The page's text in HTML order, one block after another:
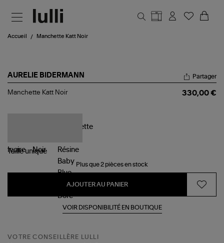
Accueil Manchette Katt Noir
AURELIE BIDERMANN
Manchette
Partager
Manchette Katt Noir 330,00 €
Tailleunique
Plus que 2 pièces en stock
AJOUTER AU PANIER
VOIR DISPONIBILITÉ EN BOUTIQUE
VOTRE CONSEILLÈRE LULLI